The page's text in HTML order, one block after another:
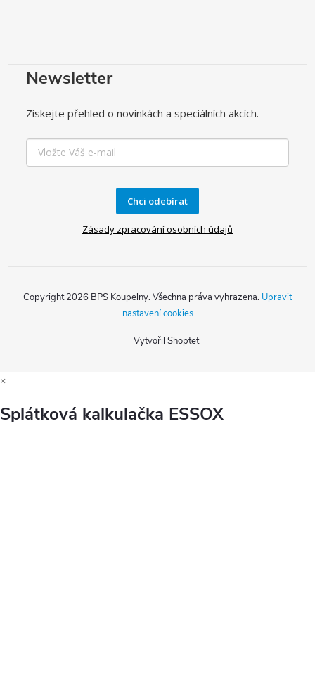
Newsletter
Získejte přehled o novinkách a speciálních akcích.
Chci odebírat
Zásady zpracování osobních údajů
Vytvořil Shoptet
Copyright 2026 BPS Koupelny. Všechna práva vyhrazena. Upravit
nastavení cookies
×
Splátková kalkulačka ESSOX